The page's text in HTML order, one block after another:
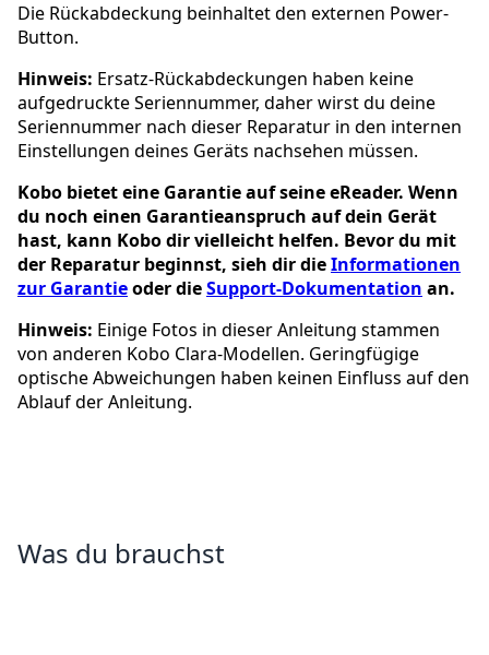
Die Rückabdeckung beinhaltet den externen Power-
Button.
Hinweis: Ersatz-Rückabdeckungen haben keine
aufgedruckte Seriennummer, daher wirst du deine
Seriennummer nach dieser Reparatur in den internen
Einstellungen deines Geräts nachsehen müssen.
Kobo bietet eine Garantie auf seine eReader. Wenn
du noch einen Garantieanspruch auf dein Gerät
hast, kann Kobo dir vielleicht helfen. Bevor du mit
der Reparatur beginnst, sieh dir dieInformationen
zur Garantieoder dieSupport-Dokumentation an.
Hinweis: Einige Fotos in dieser Anleitung stammen
von anderen Kobo Clara-Modellen. Geringfügige
optische Abweichungen haben keinen Einfluss auf den
Ablauf der Anleitung.
Was du brauchst